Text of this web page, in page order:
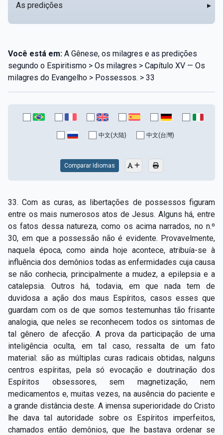
As predições ▸
Você está em: A Gênese, os milagres e as predições
segundo o Espiritismo > Os milagres > Capítulo XV — Os
milagres do Evangelho > Possessos. > 33
中文(大陆) 中文(台灣)
Comparar Idiomas
33. Com as curas, as libertações de possessos figuram
entre os mais numerosos atos de Jesus. Alguns há, entre
os fatos dessa natureza, como os acima narrados, no n.º
30, em que a possessão não é evidente. Provavelmente,
naquela época, como ainda hoje acontece, atribuía-se à
influência dos demônios todas as enfermidades cuja causa
se não conhecia, principalmente a mudez, a epilepsia e a
catalepsia. Outros há, todavia, em que nada tem de
duvidosa a ação dos maus Espíritos, casos esses que
guardam com os de que somos testemunhas tão frisante
analogia, que neles se reconhecem todos os sintomas de
tal gênero de afecção. A prova da participação de uma
inteligência oculta, em tal caso, ressalta de um fato
material: são as múltiplas curas radicais obtidas, nalguns
centros espíritas, pela só evocação e doutrinação dos
Espíritos obsessores, sem magnetização, nem
medicamentos e, muitas vezes, na ausência do paciente e
a grande distância deste. A imensa superioridade do Cristo
lhe dava tal autoridade sobre os Espíritos imperfeitos,
chamados então demônios, que lhe bastava ordenar se